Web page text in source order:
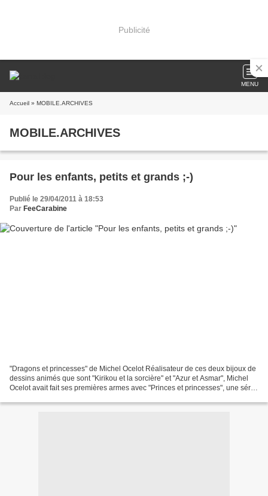
Publicité
MENU
Accueil » MOBILE.ARCHIVES
MOBILE.ARCHIVES
Pour les enfants, petits et grands ;-)
Publié le 29/04/2011 à 18:53
Par FeeCarabine
"Dragons et princesses" de Michel Ocelot Réalisateur de ces deux bijoux de
dessins animés que sont "Kirikou et la sorcière" et "Azur et Asmar", Michel
Ocelot avait fait ses premières armes avec "Princes et princesses", une série